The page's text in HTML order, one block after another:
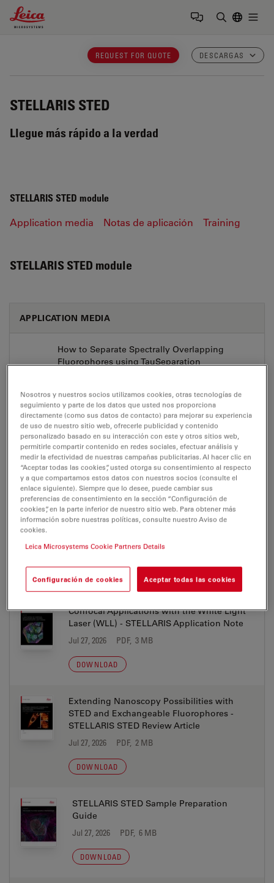
Leica Microsystems Logo
REQUEST FOR QUOTE DESCARGAS
STELLARIS STED
Llegue más rápido a la verdad
STELLARIS STED module
Application media Notas de aplicación Training
STELLARIS STED module
APPLICATION MEDIA
How to Separate Spectrally Overlapping
Fluorophores using TauSeparation
DOWNLOAD
Insights into the Structure, Dynamics and
Function of Cells with the STELLARIS Confocal
Platform
Aug 03, 2026 MP4, 84 MB
DOWNLOAD
NOTAS DE APLICACIÓN
Confocal Applications with the White Light
Laser (WLL) - STELLARIS Application Note
Jul 27, 2026 PDF, 3 MB
DOWNLOAD
Extending Nanoscopy Possibilities with
STED and Exchangeable Fluorophores -
STELLARIS STED Review Article
Jul 27, 2026 PDF, 2 MB
DOWNLOAD
STELLARIS STED Sample Preparation
Guide
Jul 27, 2026 PDF, 6 MB
DOWNLOAD
Nosotros y nuestros socios utilizamos cookies, otras tecnologías de
seguimiento y parte de los datos que usted nos proporciona
directamente (como sus datos de contacto) para mejorar su experiencia
de uso de nuestro sitio web, ofrecerle publicidad y contenido
personalizado basado en su interacción con este y otros sitios web,
permitirle compartir contenido en redes sociales, efectuar análisis y
medir la efectividad de nuestras campañas publicitarias. Al hacer clic en
“Aceptar todas las cookies”, usted otorga su consentimiento al respecto
y a que compartamos estos datos con nuestros socios (consulte el
enlace siguiente). Siempre que lo desee, puede cambiar sus
preferencias de consentimiento en la sección “Configuración de
cookies”, en la parte inferior de nuestro sitio web. Para obtener más
información sobre nuestras políticas, consulte nuestro Aviso de
cookies.
Leica Microsystems Cookie Partners Details
Configuración de cookies Aceptar todas las cookies